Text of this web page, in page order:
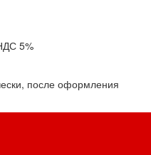
5%
после оформления